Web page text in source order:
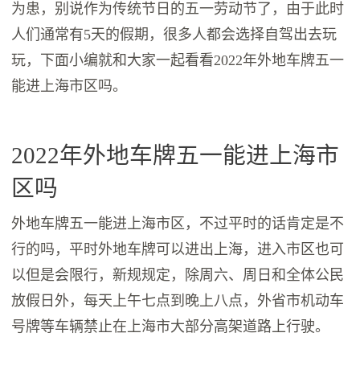
为患，别说作为传统节日的五一劳动节了，由于此时
人们通常有5天的假期，很多人都会选择自驾出去玩
玩，下面小编就和大家一起看看2022年外地车牌五一
能进上海市区吗。
2022年外地车牌五一能进上海市
区吗
外地车牌五一能进上海市区，不过平时的话肯定是不
行的吗，平时外地车牌可以进出上海，进入市区也可
以但是会限行，新规规定，除周六、周日和全体公民
放假日外，每天上午七点到晚上八点，外省市机动车
号牌等车辆禁止在上海市大部分高架道路上行驶。